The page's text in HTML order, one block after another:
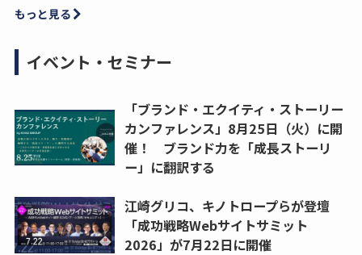
もっと見る
イベント・セミナー
「ブランド・エクイティ・ストーリー
カンファレンス」8月25日（火）に開
催！ ブランド力を「成長ストーリ
ー」に翻訳する
江崎グリコ、キノトロープらが登壇
「成功戦略Webサイトサミット
2026」が7月22日に開催